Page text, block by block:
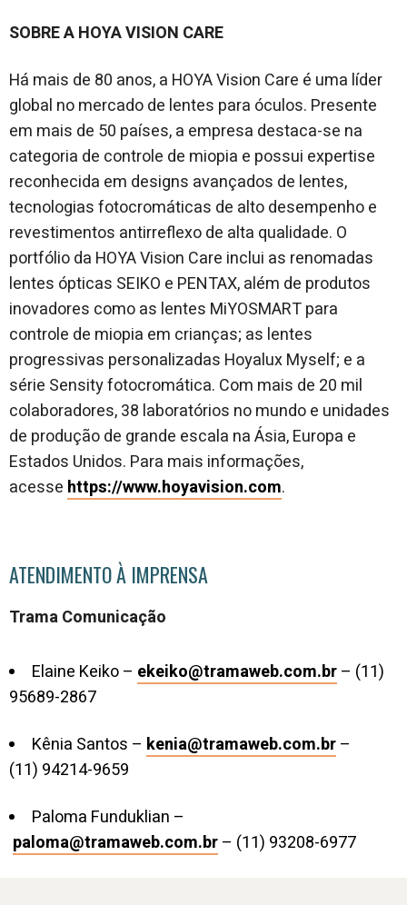
SOBRE A HOYA VISION CARE
Há mais de 80 anos, a HOYA Vision Care é uma líder
global no mercado de lentes para óculos. Presente
em mais de 50 países, a empresa destaca-se na
categoria de controle de miopia e possui expertise
reconhecida em designs avançados de lentes,
tecnologias fotocromáticas de alto desempenho e
revestimentos antirreflexo de alta qualidade. O
portfólio da HOYA Vision Care inclui as renomadas
lentes ópticas SEIKO e PENTAX, além de produtos
inovadores como as lentes MiYOSMART para
controle de miopia em crianças; as lentes
progressivas personalizadas Hoyalux Myself; e a
série Sensity fotocromática. Com mais de 20 mil
colaboradores, 38 laboratórios no mundo e unidades
de produção de grande escala na Ásia, Europa e
Estados Unidos. Para mais informações,
acesse https://www.hoyavision.com.
ATENDIMENTO À IMPRENSA
Trama Comunicação
Elaine Keiko – ekeiko@tramaweb.com.br– (11)
95689-2867
Kênia Santos – kenia@tramaweb.com.br–
(11) 94214-9659
Paloma Funduklian –
paloma@tramaweb.com.br– (11) 93208-6977